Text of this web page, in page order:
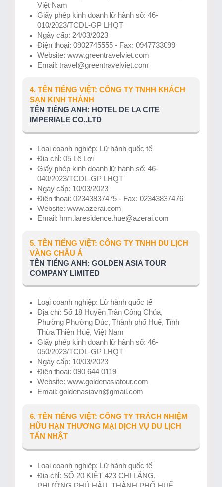
Việt Nam
Giấy phép kinh doanh lữ hành số: 46-
010/2023/TCDL-GP LHQT
Ngày cấp: 24/03/2023
Điện thoại: 0902745555 - Fax: 0947733099
Website: www.greentravelviet.com
Email: travel@greentravelviet.com
4. TÊN TIẾNG VIỆT: CÔNG TY TNHH KHÁCH
SẠN KINH THÀNH
TÊN TIẾNG ANH: HOTEL DE LA CITE
IMPERIALE CO.,LTD
Loại doanh nghiệp: Lữ hành quốc tế
Địa chỉ: 05 Lê Lợi
Giấy phép kinh doanh lữ hành số: 46-
040/2023/TCDL-GP LHQT
Ngày cấp: 10/03/2023
Điện thoại: 02343837475 - Fax: 02343837476
Website: www.azerai.com
Email: hrm.laresidence.hue@azerai.com
5. TÊN TIẾNG VIỆT: CÔNG TY TNHH DU LỊCH
VÀNG CHÂU Á
TÊN TIẾNG ANH: GOLDEN ASIA TOUR
COMPANY LIMITED
Loại doanh nghiệp: Lữ hành quốc tế
Địa chỉ: Số 18 Huyền Trân Công Chúa,
Phường Phường Đúc, Thành phố Huế, Tỉnh
Thừa Thiên Huế, Việt Nam
Giấy phép kinh doanh lữ hành số: 46-
050/2023/TCDL-GP LHQT
Ngày cấp: 10/03/2023
Điện thoại: 090 644 0119
Website: www.goldenasiatour.com
Email: goldenasiavn@gmail.com
6. TÊN TIẾNG VIỆT: CÔNG TY TRÁCH NHIỆM
HỮU HẠN THƯƠNG MẠI DỊCH VỤ DU LỊCH
TẤN NHẬT
Loại doanh nghiệp: Lữ hành quốc tế
Địa chỉ: SỐ 20 KIỆT 423 CHI LĂNG,
PHƯỜNG PHÚ HẬU, THÀNH PHỐ HUẾ,